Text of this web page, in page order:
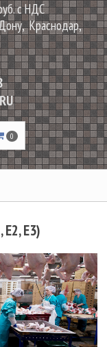
с НДС
Краснодар,
0
Е3)